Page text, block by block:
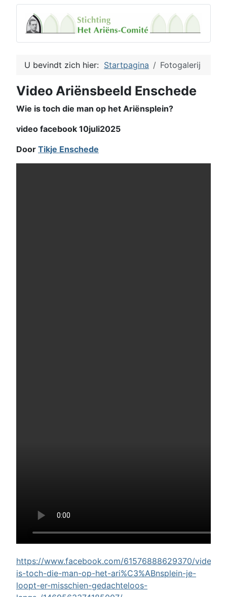
U bevindt zich hier: Startpagina Fotogalerij
Video Ariënsbeeld Enschede
Wie is toch die man op het Ariënsplein?
video facebook 10juli2025
Door Tikje Enschede
https://www.facebook.com/61576888629370/videos/
is-toch-die-man-op-het-ari%C3%ABnsplein-je-
loopt-er-misschien-gedachteloos-